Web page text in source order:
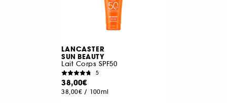
LANCASTER
SUN BEAUTY
Lait Corps SPF50
5
38,00€
38,00€ / 100ml